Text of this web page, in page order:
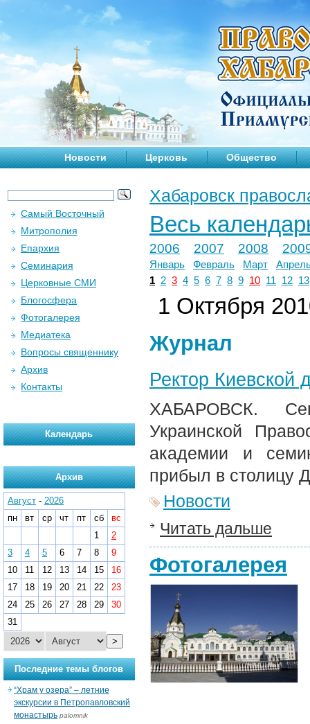
Новости Церковь Общество
Хабаровск
Весь
2006 2007 2008
Январь Февраль Март
1 2 3 4 5 6 7 8 9 10 11 12 13
1 Октября
Журнал
Ректор Киевской
ХАБАРОВСК.
Украинской
академии и
прибыл в столицу
Новости
Читать дальше
Фотогалерея
Самый Восточный
Митрополия
Епархия
Семинария
Церковные СМИ
Блогосфера
Фотогалерея
Медиатека
Вопросы священнику
Архив
Контакты
Календарь
Архив
Август - 2026
пн
вт ср чт пт сб
вс
1
2
3
4 5 6 7 8
9
10
11 12 13 14 15
16
17
18 19 20 21 22
23
24
25 26 27 28 29
30
31
>
Последние темы блогов
“Храм у озера” – летние
экскурсии в Петропавловский
монастырь palomnik